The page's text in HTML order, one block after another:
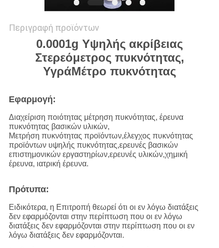
Περιγραφή προϊόντων
0.0001g Υψηλής ακρίβειας
Στερεόμετρος πυκνότητας,
ΥγράΜέτρο πυκνότητας
Εφαρμογή:
Διαχείριση ποιότητας μέτρηση πυκνότητας, έρευνα
πυκνότητας βασικών υλικών,
Μετρήση πυκνότητας προϊόντων,έλεγχος πυκνότητας
προϊόντων υψηλής πυκνότητας,ερευνές βασικών
επιστημονικών εργαστηρίων,ερευνές υλικών,χημική
έρευνα, ιατρική έρευνα.
Πρότυπα:
Ειδικότερα, η Επιτροπή θεωρεί ότι οι εν λόγω διατάξεις
δεν εφαρμόζονται στην περίπτωση που οι εν λόγω
διατάξεις δεν εφαρμόζονται στην περίπτωση που οι εν
λόγω διατάξεις δεν εφαρμόζονται.